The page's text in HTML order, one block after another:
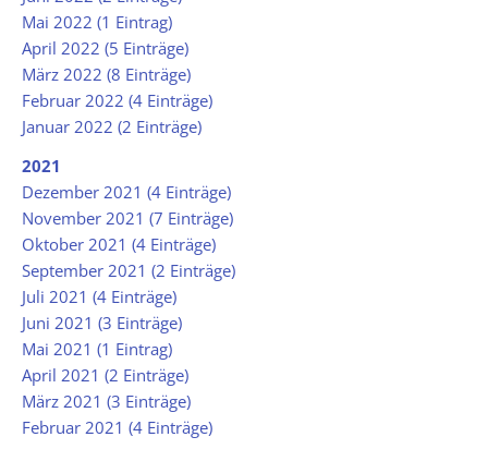
Mai 2022 (1 Eintrag)
April 2022 (5 Einträge)
März 2022 (8 Einträge)
Februar 2022 (4 Einträge)
Januar 2022 (2 Einträge)
2021
Dezember 2021 (4 Einträge)
November 2021 (7 Einträge)
Oktober 2021 (4 Einträge)
September 2021 (2 Einträge)
Juli 2021 (4 Einträge)
Juni 2021 (3 Einträge)
Mai 2021 (1 Eintrag)
April 2021 (2 Einträge)
März 2021 (3 Einträge)
Februar 2021 (4 Einträge)